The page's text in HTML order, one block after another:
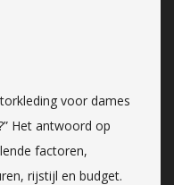
voor dames
Het antwoord op
factoren,
rijstijl en budget.